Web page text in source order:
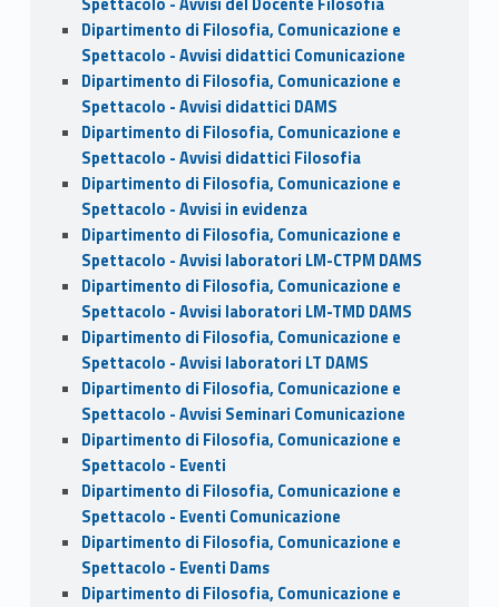
Dipartimento di Filosofia, Comunicazione e
Spettacolo - Avvisi didattici Comunicazione
Dipartimento di Filosofia, Comunicazione e
Spettacolo - Avvisi didattici DAMS
Dipartimento di Filosofia, Comunicazione e
Spettacolo - Avvisi didattici Filosofia
Dipartimento di Filosofia, Comunicazione e
Spettacolo - Avvisi in evidenza
Dipartimento di Filosofia, Comunicazione e
Spettacolo - Avvisi laboratori LM-CTPM DAMS
Dipartimento di Filosofia, Comunicazione e
Spettacolo - Avvisi laboratori LM-TMD DAMS
Dipartimento di Filosofia, Comunicazione e
Spettacolo - Avvisi laboratori LT DAMS
Dipartimento di Filosofia, Comunicazione e
Spettacolo - Avvisi Seminari Comunicazione
Dipartimento di Filosofia, Comunicazione e
Spettacolo - Eventi
Dipartimento di Filosofia, Comunicazione e
Spettacolo - Eventi Comunicazione
Dipartimento di Filosofia, Comunicazione e
Spettacolo - Eventi Dams
Dipartimento di Filosofia, Comunicazione e